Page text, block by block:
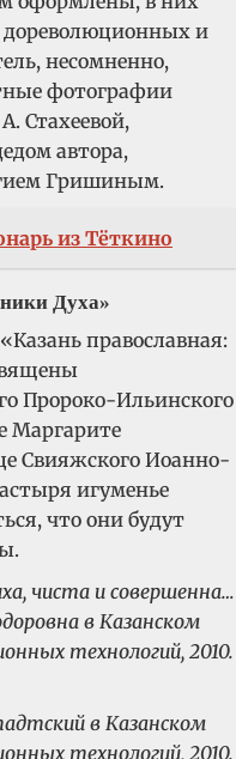
и
несомненно,
фотографии
Стахеевой,
автора,
Гришиным.
из Тёткино
Духа»
православная:
Пророко-Ильинского
Маргарите
Свияжского Иоанно-
игуменье
что они будут
чиста и совершенна…
в Казанском
технологий, 2010.
в Казанском
технологий, 2010.